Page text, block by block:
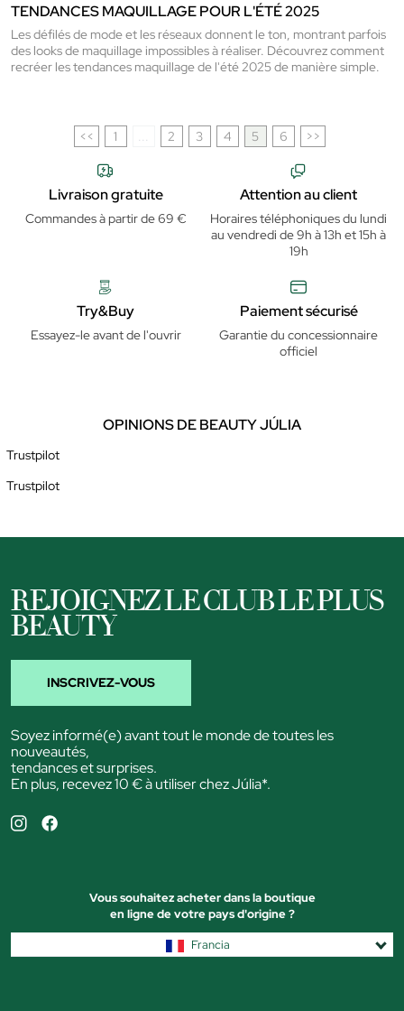
TENDANCES MAQUILLAGE POUR L'ÉTÉ 2025
Les défilés de mode et les réseaux donnent le ton, montrant parfois
des looks de maquillage impossibles à réaliser. Découvrez comment
recréer les tendances maquillage de l'été 2025 de manière simple.
<< 1 ... 2 3 4 5 6 >>
Livraison gratuite
Commandes à partir de 69 €
Attention au client
Horaires téléphoniques du lundi
au vendredi de 9h à 13h et 15h à
19h
Try&Buy
Essayez-le avant de l'ouvrir
Paiement sécurisé
Garantie du concessionnaire
officiel
OPINIONS DE BEAUTY JÚLIA
Trustpilot
Trustpilot
REJOIGNEZ LE CLUB LE PLUS
BEAUTY
INSCRIVEZ-VOUS
Soyez informé(e) avant tout le monde de toutes les
nouveautés,
tendances et surprises.
En plus, recevez 10 € à utiliser chez Júlia*.
Vous souhaitez acheter dans la boutique
en ligne de votre pays d'origine ?
Francia